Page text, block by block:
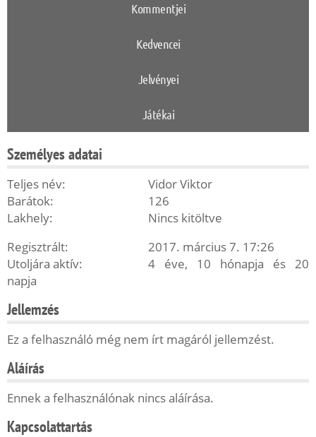
Kommentjei
Kedvencei
Jelvényei
Játékai
Személyes adatai
Teljes név:
Vidor Viktor
Barátok:
126
Lakhely:
Nincs kitöltve
Regisztrált:
2017. március 7. 17:26
Utoljára aktív:
4 éve, 10 hónapja és 20
napja
Jellemzés
Ez a felhasználó még nem írt magáról jellemzést.
Aláírás
Ennek a felhasználónak nincs aláírása.
Kapcsolattartás